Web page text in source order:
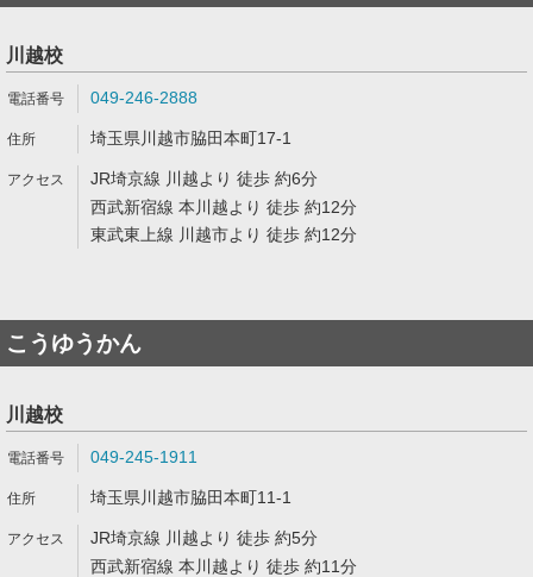
川越校
049-246-2888
埼玉県川越市脇田本町17-1
JR埼京線 川越より 徒歩 約6分
西武新宿線 本川越より 徒歩 約12分
東武東上線 川越市より 徒歩 約12分
こうゆうかん
川越校
049-245-1911
埼玉県川越市脇田本町11-1
JR埼京線 川越より 徒歩 約5分
西武新宿線 本川越より 徒歩 約11分